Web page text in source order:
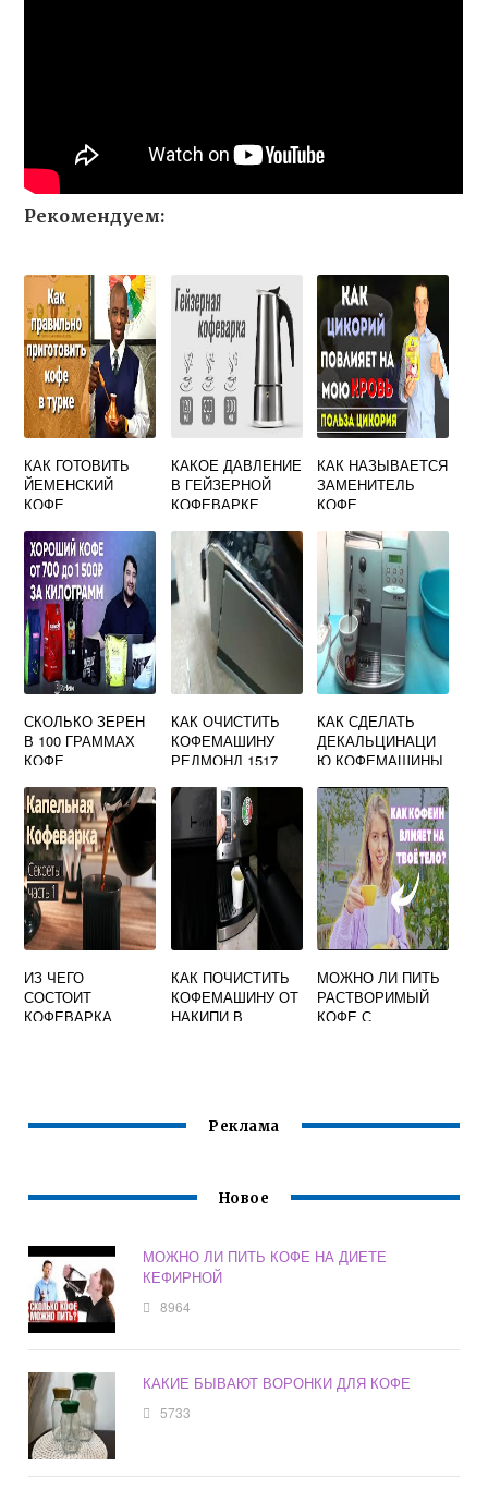
Рекомендуем:
КАК ГОТОВИТЬ
ЙЕМЕНСКИЙ
КОФЕ
КАКОЕ ДАВЛЕНИЕ
В ГЕЙЗЕРНОЙ
КОФЕВАРКЕ
КАК НАЗЫВАЕТСЯ
ЗАМЕНИТЕЛЬ
КОФЕ
СКОЛЬКО ЗЕРЕН
В 100 ГРАММАХ
КОФЕ
КАК ОЧИСТИТЬ
КОФЕМАШИНУ
РЕДМОНД 1517
КАК СДЕЛАТЬ
ДЕКАЛЬЦИНАЦИ
Ю КОФЕМАШИНЫ
ИЗ ЧЕГО
СОСТОИТ
КОФЕВАРКА
КАК ПОЧИСТИТЬ
КОФЕМАШИНУ ОТ
НАКИПИ В
МОЖНО ЛИ ПИТЬ
РАСТВОРИМЫЙ
КОФЕ С
Реклама
Новое
МОЖНО ЛИ ПИТЬ КОФЕ НА ДИЕТЕ
КЕФИРНОЙ
8964
КАКИЕ БЫВАЮТ ВОРОНКИ ДЛЯ КОФЕ
5733